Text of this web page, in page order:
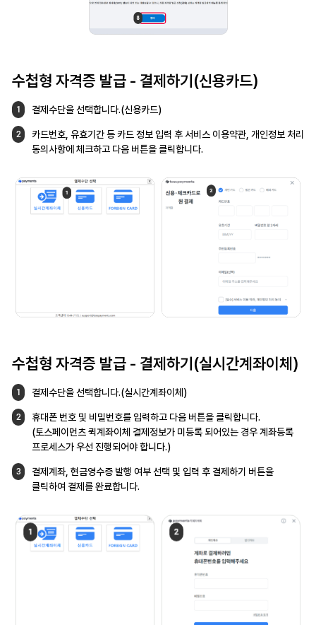
수첩형 자격증 발급 - 결제하기(신용카드)
1 결제수단을 선택합니다.(신용카드)
2 카드번호, 유효기간 등 카드 정보 입력 후서비스 이용약관, 개인정보 처리
동의사항에 체크하고 다음 버튼을 클릭합니다.
수첩형 자격증 발급 - 결제하기(실시간계좌이체)
1 결제수단을 선택합니다.(실시간계좌이체)
2 휴대폰 번호 및 비밀번호를 입력하고 다음 버튼을 클릭합니다.
(토스페이먼츠 퀵계좌이체 결제정보가 미등록 되어있는 경우 계좌등록
프로세스가 우선 진행되어야 합니다.)
3 결제계좌, 현금영수증 발행 여부 선택 및 입력 후 결제하기 버튼을
클릭하여 결제를 완료합니다.